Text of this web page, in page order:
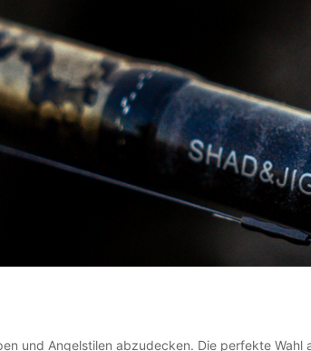
und Angelstilen abzudecken. Die perfekte